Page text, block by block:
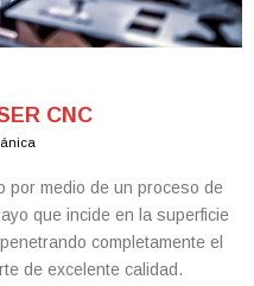
CNC
por medio de un proceso de
que incide en la superficie
completamente el
de excelente calidad.